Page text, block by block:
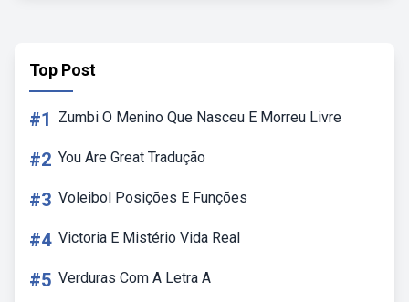
Top Post
#1 Zumbi O Menino Que Nasceu E Morreu Livre
#2 You Are Great Tradução
#3 Voleibol Posições E Funções
#4 Victoria E Mistério Vida Real
#5 Verduras Com A Letra A